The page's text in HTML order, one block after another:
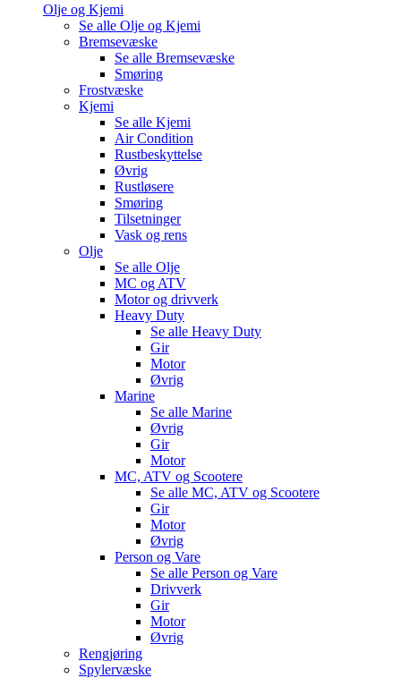
Olje og Kjemi
Se alle Olje og Kjemi
Bremsevæske
Se alle Bremsevæske
Smøring
Frostvæske
Kjemi
Se alle Kjemi
Air Condition
Rustbeskyttelse
Øvrig
Rustløsere
Smøring
Tilsetninger
Vask og rens
Olje
Se alle Olje
MC og ATV
Motor og drivverk
Heavy Duty
Se alle Heavy Duty
Gir
Motor
Øvrig
Marine
Se alle Marine
Øvrig
Gir
Motor
MC, ATV og Scootere
Se alle MC, ATV og Scootere
Gir
Motor
Øvrig
Person og Vare
Se alle Person og Vare
Drivverk
Gir
Motor
Øvrig
Rengjøring
Spylervæske